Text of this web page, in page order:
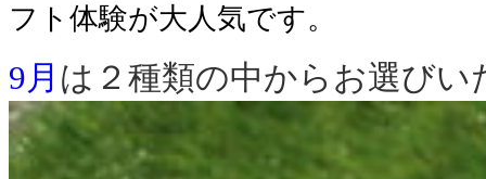
フト体験が大人気です。
9月 は２種類の中からお選びい